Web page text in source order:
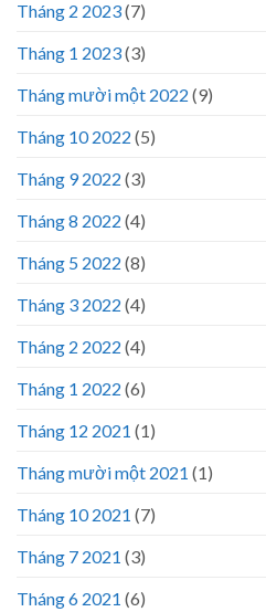
Tháng 2 2023(7)
Tháng 1 2023(3)
Tháng mười một 2022 (9)
Tháng 10 2022 (5)
Tháng 9 2022 (3)
Tháng 8 2022 (4)
Tháng 5 2022 (8)
Tháng 3 2022 (4)
Tháng 2 2022 (4)
Tháng 1 2022 (6)
Tháng 12 2021 (1)
Tháng mười một 2021 (1)
Tháng 10 2021 (7)
Tháng 7 2021 (3)
Tháng 6 2021 (6)